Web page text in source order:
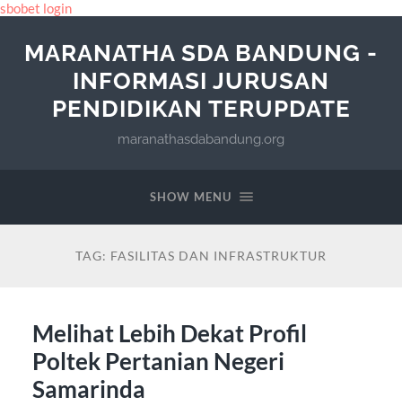
sbobet login
MARANATHA SDA BANDUNG -
INFORMASI JURUSAN
PENDIDIKAN TERUPDATE
maranathasdabandung.org
SHOW MENU
TAG: FASILITAS DAN INFRASTRUKTUR
Melihat Lebih Dekat Profil
Poltek Pertanian Negeri
Samarinda